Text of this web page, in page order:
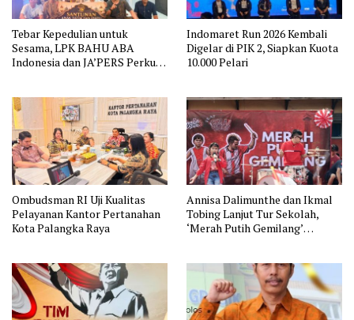
Tebar Kepedulian untuk
Sesama, LPK BAHU ABA
Indonesia dan JA’PERS Perkuat
Indomaret Run 2026 Kembali
Digelar di PIK 2, Siapkan Kuota
10.000 Pelari
Ombudsman RI Uji Kualitas
Pelayanan Kantor Pertanahan
Kota Palangka Raya
Annisa Dalimunthe dan Ikmal
Tobing Lanjut Tur Sekolah,
‘Merah Putih Gemilang’